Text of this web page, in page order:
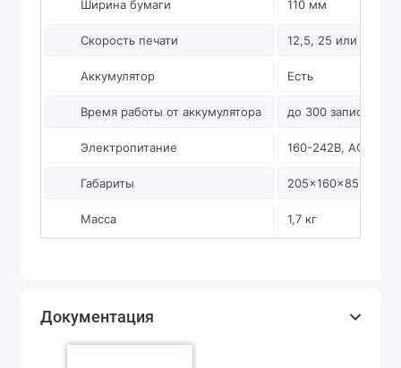
Ширина бумаги 110 мм
Скорость печати 12,5, 25 или 50
Аккумулятор Есть
Время работы от аккумулятора до 300 записей / 6
Электропитание 160-242В, AC, 50 Гц
Габариты 205×160×85 мм
Масса 1,7 кг
Документация